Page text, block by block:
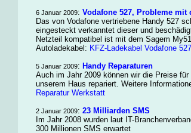
6 Januar 2009: Vodafone 527, Probleme mit
Das von Vodafone vertriebene Handy 527
eingesteckt verkanntet dieser und
Netzteil kompatibel ist mit dem Sagem
Autoladekabel: KFZ-Ladekabel Vodafone 527
5 Januar 2009: Handy Reparaturen
Auch im Jahr 2009 können wir die Preise
unserem Haus repariert. Weitere
Reparatur Werkstatt
2 Januar 2009: 23 Milliarden SMS
Im Jahr 2008 wurden laut IT-
300 Millionen SMS erwartet